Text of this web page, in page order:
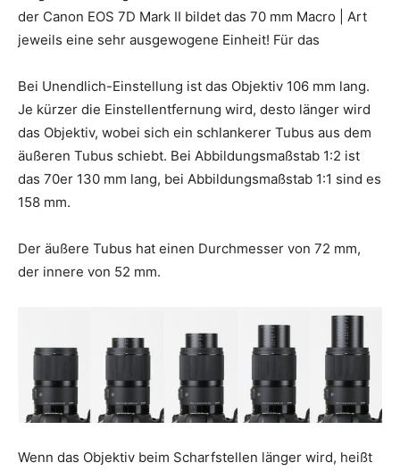
der Canon EOS 7D Mark II bildet das 70 mm Macro | Art
jeweils eine sehr ausgewogene Einheit! Für das
Bei Unendlich-Einstellung ist das Objektiv 106 mm lang.
Je kürzer die Einstellentfernung wird, desto länger wird
das Objektiv, wobei sich ein schlankerer Tubus aus dem
äußeren Tubus schiebt. Bei Abbildungsmaßstab 1:2 ist
das 70er 130 mm lang, bei Abbildungsmaßstab 1:1 sind es
158 mm.
Der äußere Tubus hat einen Durchmesser von 72 mm,
der innere von 52 mm.
Wenn das Objektiv beim Scharfstellen länger wird, heißt